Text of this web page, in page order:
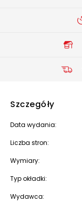
Szczegóły
Data wydania:
Liczba stron:
Wymiary:
Typ okładki:
Wydawca: